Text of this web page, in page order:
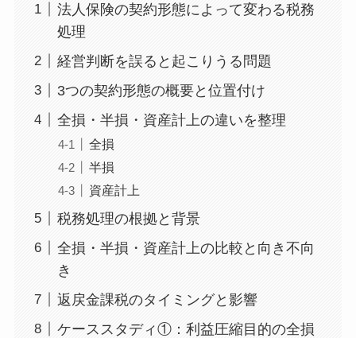
法人保険の契約形態によって変わる税務
処理
経営判断を誤ると起こりうる問題
3つの契約形態の概要と位置付け
全損・半損・資産計上の違いを整理
全損
半損
資産計上
税務処理の根拠と背景
全損・半損・資産計上の比較と向き不向
き
返戻金課税のタイミングと影響
ケーススタディ①：利益圧縮目的の全損